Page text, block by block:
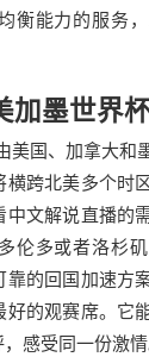
衡能力的服务
加墨世界
美国、加拿大和
跨北美多个时
文解说直播的
伦多或者洛杉
的回国加速方
好的观赛席。它
感受同一份激情